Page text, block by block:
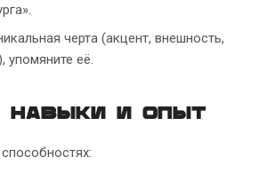
черта (акцент, внешность,
её.
навыки и опыт